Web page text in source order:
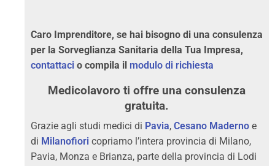
Caro Imprenditore, se hai bisogno di una consulenza
per la Sorveglianza Sanitaria della Tua Impresa,
contattaci o compila il modulo di richiesta
Medicolavoro ti offre una consulenza
gratuita.
Grazie agli studi medici di Pavia, Cesano Maderno e
di Milanofiori copriamo l’intera provincia di Milano,
Pavia, Monza e Brianza, parte della provincia di Lodi